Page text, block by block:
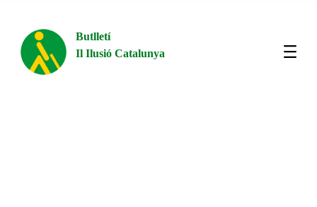
Butlletí
Il Ilusió Catalunya